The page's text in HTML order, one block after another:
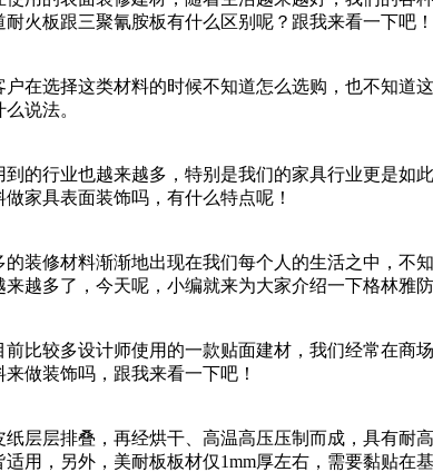
火板跟三聚氰胺板有什么区别呢？跟我来看一下吧！
在选择这类材料的时候不知道怎么选购，也不知道
说法。
的行业也越来越多，特别是我们的家具行业更是如
家具表面装饰吗，有什么特点呢！
装修材料渐渐地出现在我们每个人的生活之中，不
越多了，今天呢，小编就来为大家介绍一下格林雅
比较多设计师使用的一款贴面建材，我们经常在商
做装饰吗，跟我来看一下吧！
层层排叠，再经烘干、高温高压压制而成，具有耐
用，另外，美耐板板材仅1mm厚左右，需要黏贴在基